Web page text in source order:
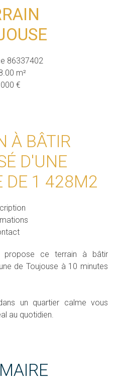
86337402
m²
€
À BÂTIR
D'UNE
DE 1 428M2
propose ce terrain à bâtir
de Toujouse à 10 minutes
un quartier calme vous
au quotidien.